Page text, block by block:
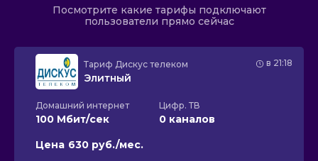
Посмотрите какие тарифы подключают
пользователи прямо сейчас
в 21:18
Тариф Дискус телеком
Элитный
Домашний интернет
100 Мбит/сек
Цифр. ТВ
0 каналов
Цена 630 руб./мес.